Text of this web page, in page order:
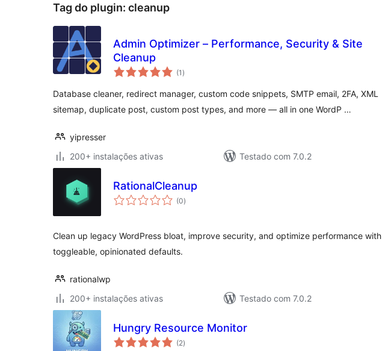
Tag do plugin: cleanup
Admin Optimizer – Performance, Security & Site
Cleanup
(1 avaliações
totais
)
Database cleaner, redirect manager, custom code snippets, SMTP email, 2FA, XML
sitemap, duplicate post, custom post types, and more — all in one WordP …
yipresser
200+ instalações ativas
Testado com 7.0.2
RationalCleanup
(0avaliações
totais
)
Clean up legacy WordPress bloat, improve security, and optimize performance with
toggleable, opinionated defaults.
rationalwp
200+ instalações ativas
Testado com 7.0.2
Hungry Resource Monitor
(2avaliações
totais
)